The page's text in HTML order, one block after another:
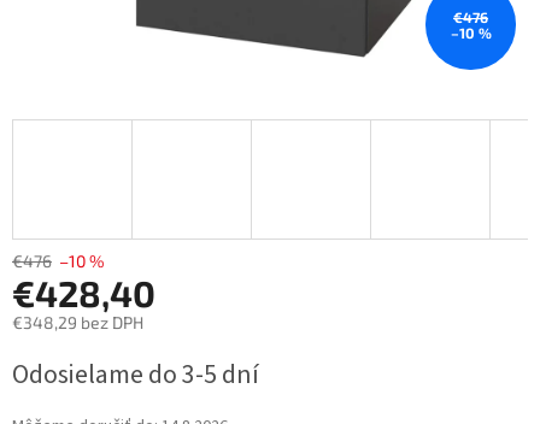
€476
–10 %
€476 –10 %
€428,40
€348,29 bez DPH
cena:
Odosielame do 3-5 dní